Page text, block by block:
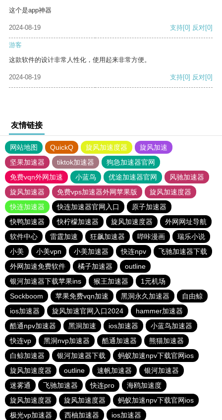
这个是app神器
2024-08-19 支持[0] 反对[0]
游客
这款软件的设计非常人性化，使用起来非常方便。
2024-08-19 支持[0] 反对[0]
友情链接
网站地图 QuickQ 旋风加速度器
旋风加速
坚果加速器
tiktok加速器
狗急加速器官网
免费vqn外网加速
小蓝鸟 优途加速器官网
风驰加速器
旋风加速器
免费vps加速器外网苹果版
旋风加速度器
快连加速器
快连加速器官网入口
原子加速器
快鸭加速器
快柠檬加速器 旋风加速度器
外网网址导航
软件中心
雷霆加速 狂飙加速器 哔咔漫画
瑞乐小说
小美
小美vpn 小美加速器 快连npv
飞驰加速器下载
外网加速免费软件
橘子加速器
outline
银河加速器下载苹果ins
猴王加速器
1元机场
Sockboom
苹果免费vqn加速 黑洞永久加速器
自由鲸
ios加速器
旋风加速官网入口2024
hammer加速器
酷通npv加速器
黑洞加速 ios加速器
小蓝鸟加速器
快连vp
黑洞nvp加速器 酷通加速器
熊猫加速器
白鲸加速器
银河加速器下载
蚂蚁加速npv下载官网ios
旋风加速度器
outline 速帆加速器
银河加速器
迷雾通
飞驰加速器 快连pro
海鸥加速度
旋风加速度器
旋风加速度器
蚂蚁加速npv下载官网ios
极光vp加速器
西柚加速器 ios加速器